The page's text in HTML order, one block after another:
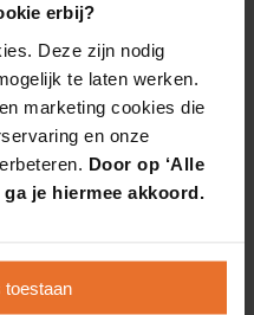
erbij?
Deze zijn nodig
te laten werken.
marketing cookies die
en onze
Door op ‘Alle
je hiermee akkoord.
toestaan